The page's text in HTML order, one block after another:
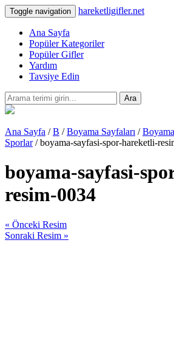
Toggle navigation hareketligifler.net
Ana Sayfa
Popüler Kategoriler
Popüler Gifler
Yardım
Tavsiye Edin
Ara
Ana Sayfa /B /Boyama Sayfaları /
Sporlar/ boyama-sayfasi-spor-hareketli-
boyama-sayfasi-
resim-0034
« Önceki Resim
Sonraki Resim »